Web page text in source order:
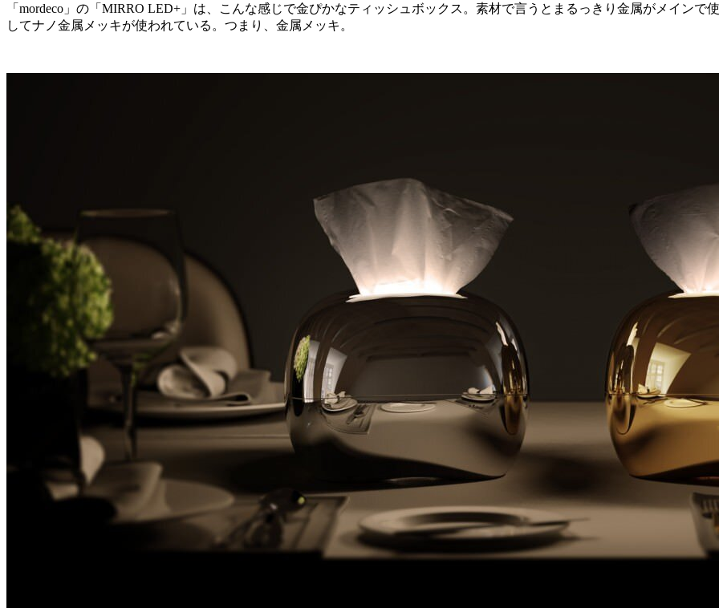
「mordeco」の「MIRRO LED+」は、こんな感じで金ぴかなティッシュボックス。素材で言うとまるっきり金属がメイン
してナノ金属メッキが使われている。つまり、金属メッキ。